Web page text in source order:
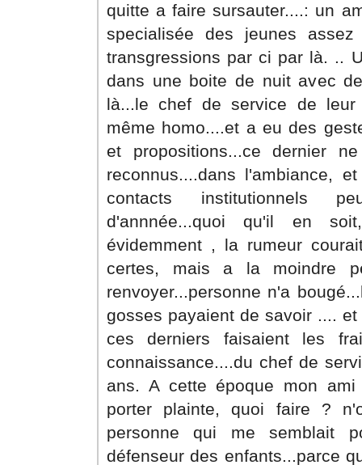
quitte a faire sursauter....: un
specialisée des jeunes
transgressions par ci par là. ..
dans une boite de nuit avec
là...le chef de service de
même homo....et a eu des
et propositions...ce dernier
reconnus....dans l'ambiance,
contacts institutionnels
d'annnée...quoi qu'il en
évidemment , la rumeur
certes, mais a la moindre
renvoyer...personne n'a
gosses payaient de savoir ....
ces derniers faisaient les
connaissance....du chef de
ans. A cette époque mon
porter plainte, quoi faire ?
personne qui me semblait
défenseur des enfants...parce